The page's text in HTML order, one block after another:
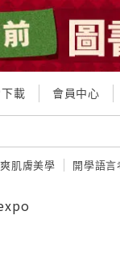
載 會員中心
肌膚美學 開學語